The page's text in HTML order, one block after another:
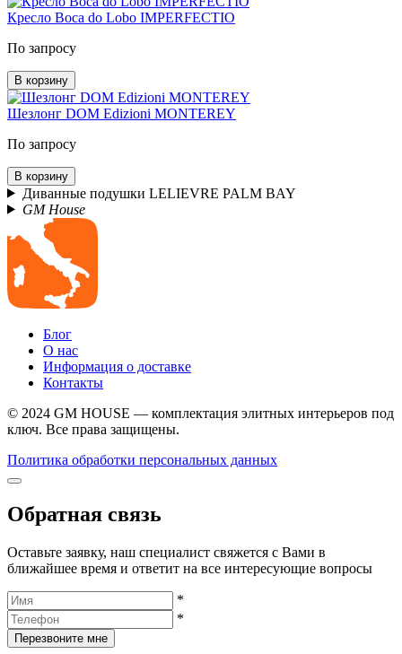
Кресло Boca do Lobo IMPERFECTIO
По запросу
В корзину
Шезлонг DOM Edizioni MONTEREY
По запросу
В корзину
Диванные подушки LELIEVRE PALM BAY
GM House
Блог
О нас
Информация о доставке
Контакты
© 2024 GM HOUSE — комплектация элитных интерьеров под
ключ. Все права защищены.
Политика обработки персональных данных
Обратная связь
Оставьте заявку, наш специалист свяжется с Вами в
ближайшее время и ответит на все интересующие вопросы
*
*
Перезвоните мне